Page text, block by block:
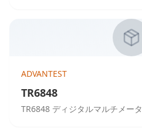
ADVANTEST
TR6848
TR6848 ディジタルマルチメータ